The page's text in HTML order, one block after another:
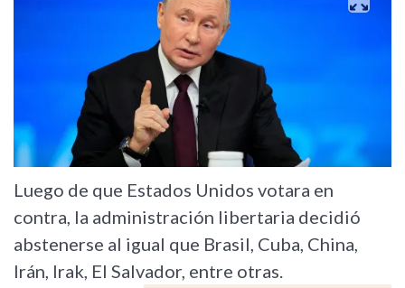
Luego de que Estados Unidos votara en
contra, la administración libertaria decidió
abstenerse al igual que Brasil, Cuba, China,
Irán, Irak, El Salvador, entre otras.